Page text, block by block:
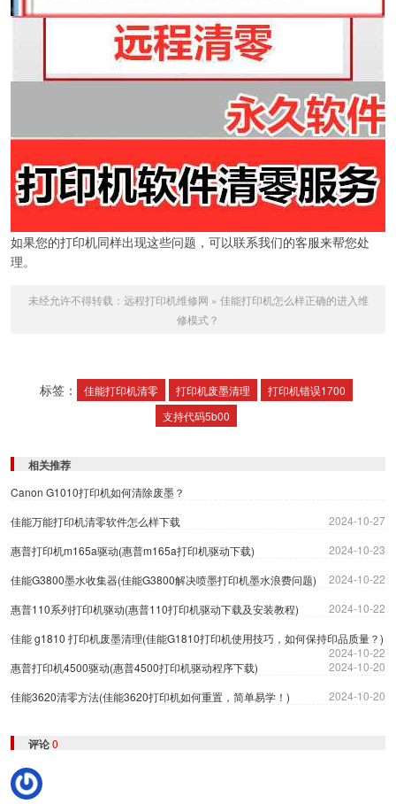
如果您的打印机同样出现这些问题，可以联系我们的客服来帮您处
理。
未经允许不得转载： 远程打印机维修网 » 佳能打印机怎么样正确的进入维
修模式？
标签： 佳能打印机清零 打印机废墨清理
打印机错误1700
支持代码5b00
相关推荐
Canon G1010打印机如何清除废墨？
佳能万能打印机清零软件怎么样下载
2024-10-27
惠普打印机m165a驱动(惠普m165a打印机驱动下载)
2024-10-23
佳能G3800墨水收集器(佳能G3800解决喷墨打印机墨水浪费问题)
2024-10-22
惠普110系列打印机驱动(惠普110打印机驱动下载及安装教程)
2024-10-22
佳能 g1810 打印机废墨清理(佳能G1810打印机使用技巧，如何保持印品质量？)
2024-10-22
惠普打印机4500驱动(惠普4500打印机驱动程序下载)
2024-10-20
佳能3620清零方法(佳能3620打印机如何重置，简单易学！)
2024-10-20
评论0